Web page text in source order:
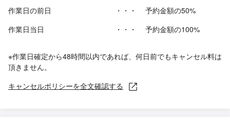
作業日の前日
・・・
予約金額の50%
作業日当日
・・・ 予約金額の100%
※作業日確定から48時間以内であれば、何日前でもキャンセル料は
頂きません。
キャンセルポリシーを全文確認する